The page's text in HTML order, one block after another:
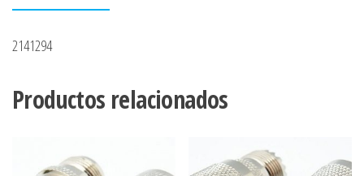
2141294
Productos relacionados